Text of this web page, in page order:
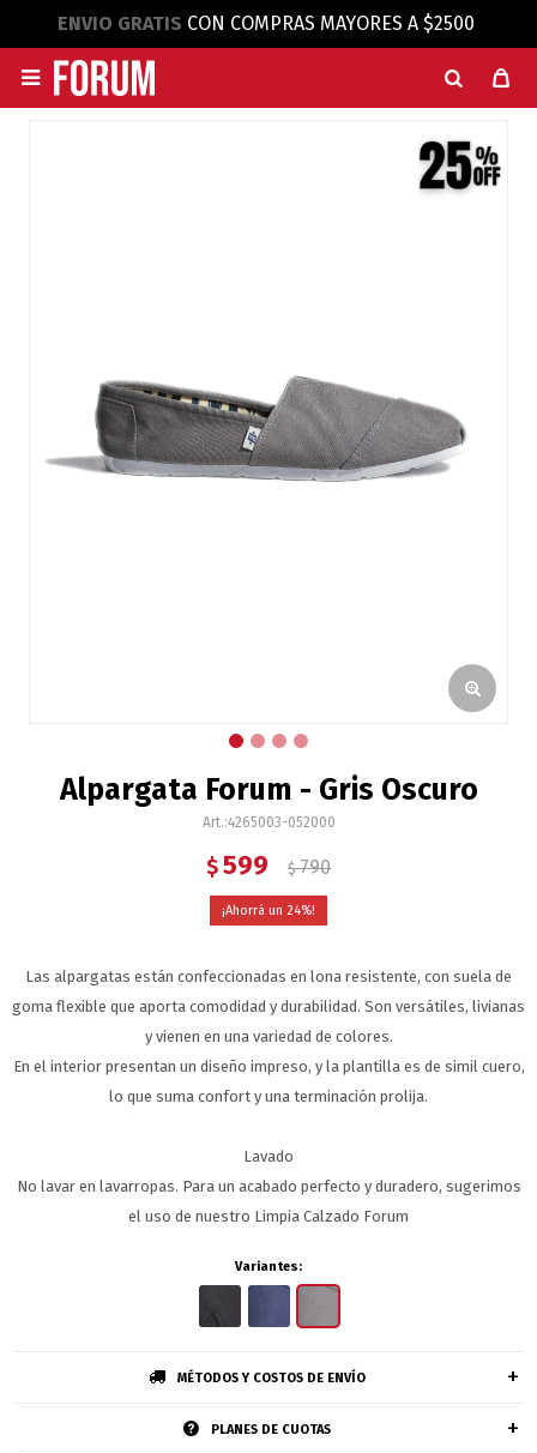
ENVIO GRATIS CON COMPRAS MAYORES A $2500

Alpargata Forum - Gris Oscuro
4265003-052000
$599 $ 790
24
Las alpargatas están confeccionadas en lona resistente, con suela de
goma flexible que aporta comodidad y durabilidad. Son versátiles, livianas
y vienen en una variedad de colores.
En el interior presentan un diseño impreso, y la plantilla es de simil cuero,
lo que suma confort y una terminación prolija.
Lavado
No lavar en lavarropas. Para un acabado perfecto y duradero, sugerimos
el uso de nuestro Limpia Calzado Forum
Variantes:
MÉTODOS Y COSTOS DE ENVÍO
PLANES DE CUOTAS